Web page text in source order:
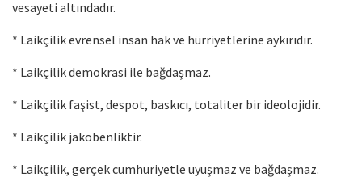
vesayeti altındadır.
* Laikçilik evrensel insan hak ve hürriyetlerine aykırıdır.
* Laikçilik demokrasi ile bağdaşmaz.
* Laikçilik faşist, despot, baskıcı, totaliter bir ideolojidir.
* Laikçilik jakobenliktir.
* Laikçilik, gerçek cumhuriyetle uyuşmaz ve bağdaşmaz.